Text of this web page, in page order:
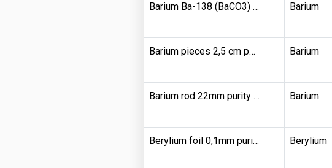
Barium Ba-138 (BaCO3) Clarity 996700 Barium
Barium pieces 2,5 cm purity 9920000 Barium
Barium rod 22mm purity 9900000 Barium
Berylium foil 0,1mm purity 9900000 Berylium